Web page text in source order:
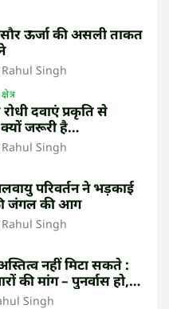
ऊर्जा की असली ताकत
Rahul Singh
दवाएं प्रकृति से
जरूरी है
बचाना
Rahul Singh
परिवर्तन ने भड़काई
जंगल की आग
Rahul Singh
नहीं मिटा सकते :
की मांग – पुनर्वास हो,
Singh